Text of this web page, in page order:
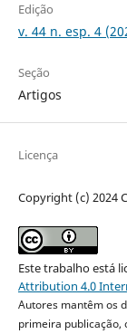
Edição
v. 44 n. esp. 4
Seção
Artigos
Licença
Copyright (c) 2024
Este trabalho está
Attribution 4.0
Autores mantêm os
primeira publicação,